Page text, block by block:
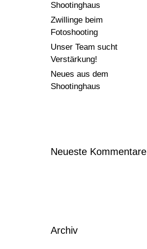
Shootinghaus
Zwillinge beim
Fotoshooting
Unser Team sucht
Verstärkung!
Neues aus dem
Shootinghaus
Neueste Kommentare
Archiv